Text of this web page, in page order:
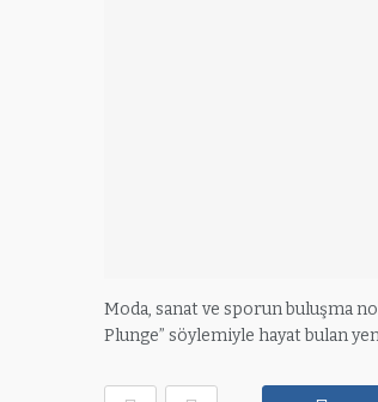
Moda, sanat ve sporun buluşma
Plunge” söylemiyle hayat bulan